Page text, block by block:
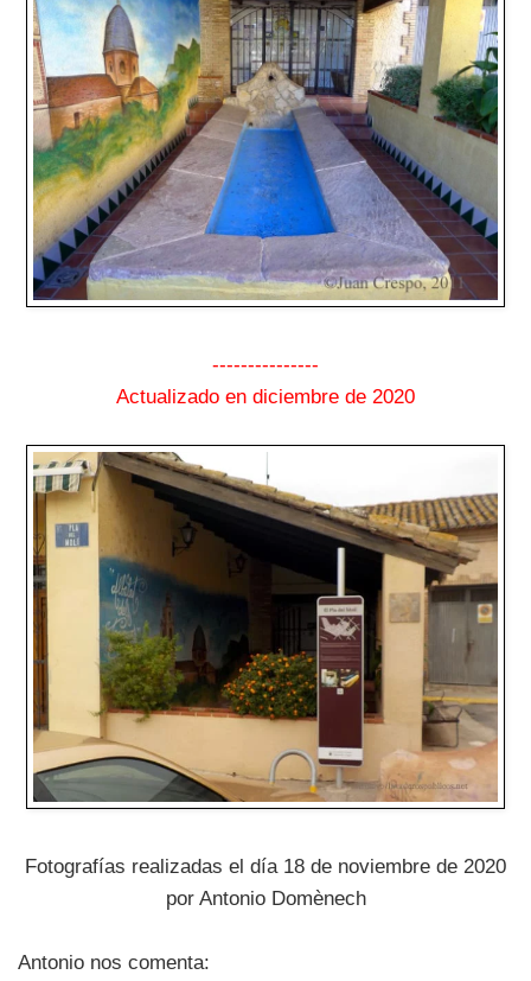
---------------
Actualizado en diciembre de 2020
Fotografías realizadas el día 18 de noviembre de 2020
por Antonio Domènech
Antonio nos comenta: